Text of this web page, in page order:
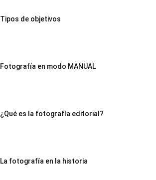
Tipos de objetivos
Fotografía en modo MANUAL
¿Qué es la fotografía editorial?
La fotografía en la historia